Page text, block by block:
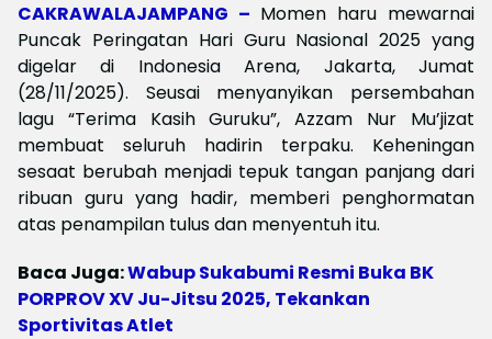
CAKRAWALAJAMPANG – Momen haru mewarnai
Puncak Peringatan Hari Guru Nasional 2025 yang
digelar di Indonesia Arena, Jakarta, Jumat
(28/11/2025). Seusai menyanyikan persembahan
lagu “Terima Kasih Guruku”, Azzam Nur Mu’jizat
membuat seluruh hadirin terpaku. Keheningan
sesaat berubah menjadi tepuk tangan panjang dari
ribuan guru yang hadir, memberi penghormatan
atas penampilan tulus dan menyentuh itu.
Baca Juga:Wabup Sukabumi Resmi Buka BK
PORPROV XV Ju-Jitsu 2025, Tekankan
Sportivitas Atlet